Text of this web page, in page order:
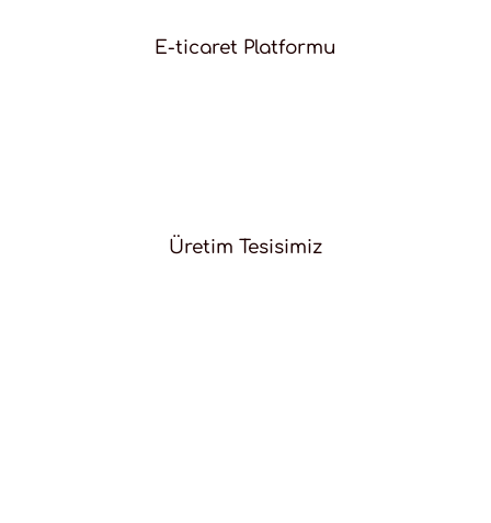
E-ticaret Platformu
Üretim Tesisimiz